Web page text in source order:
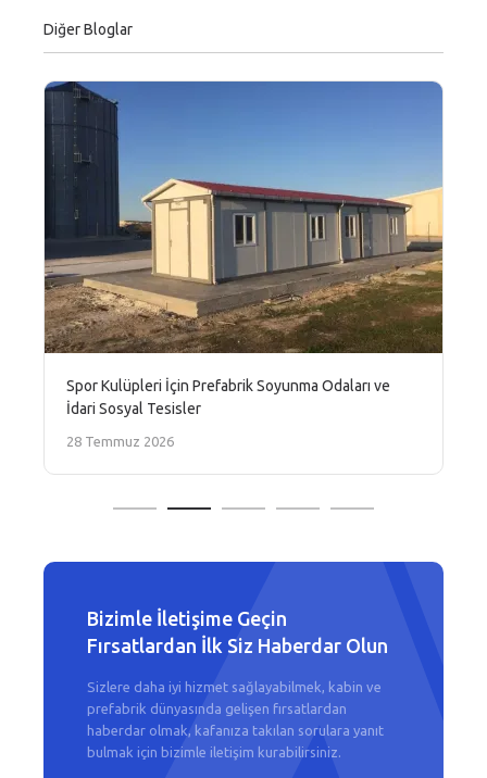
Diğer Bloglar
Spor Kulüpleri İçin Prefabrik Soyunma Odaları ve
İdari Sosyal Tesisler
28 Temmuz 2026
Bizimle İletişime Geçin
Fırsatlardan İlk Siz Haberdar Olun
Sizlere daha iyi hizmet sağlayabilmek, kabin ve
prefabrik dünyasında gelişen fırsatlardan
haberdar olmak, kafanıza takılan sorulara yanıt
bulmak için bizimle iletişim kurabilirsiniz.